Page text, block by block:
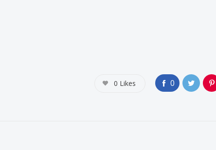
0
0 Likes